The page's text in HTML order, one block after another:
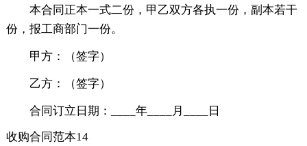
本合同正本一式二份，甲乙双方各执一份，副本若干
份，报工商部门一份。
甲方：（签字）
乙方：（签字）
合同订立日期：____年____月____日
收购合同范本14